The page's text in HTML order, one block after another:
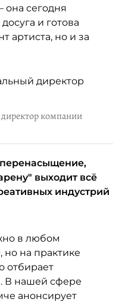
она сегодня
и готова
артиста, но и за
компании
выходит всё
индустрий
в любом
на практике
отбирает
В нашей сфере
анонсирует